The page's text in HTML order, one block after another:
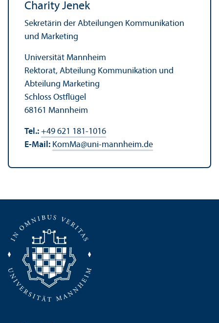
Charity Jenek
Sekretärin der Abteilungen Kommunikation
und Marketing
Universität Mannheim
Rektorat, Abteilung Kommunikation und
Abteilung Marketing
Schloss Ostflügel
68161 Mannheim
Tel.: +49 621 181-1016
E-Mail: KomMa@uni-mannheim.de